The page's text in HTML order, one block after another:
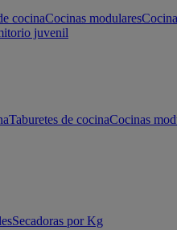
cocinaCocinas modulares
juvenil
Taburetes de cocinaCocinas
Secadoras por Kg